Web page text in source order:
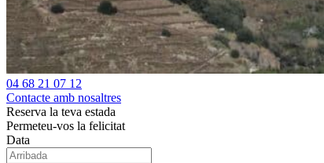
04 68 21 07 12
Contacte amb nosaltres
Reserva la teva estada
Permeteu-vos la felicitat
Data